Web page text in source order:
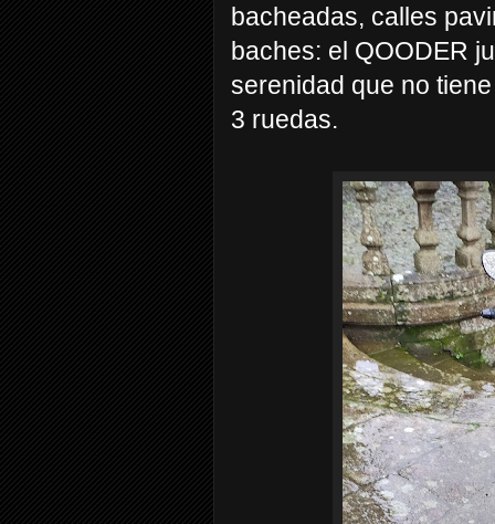
bacheadas, calles
baches: el QOODER
serenidad que no
3 ruedas.